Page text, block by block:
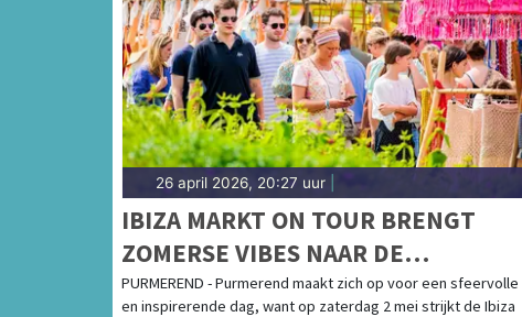
26 april 2026, 20:27 uur
IBIZA MARKT ON TOUR BRENGT
ZOMERSE VIBES NAAR DE
KOEMARKT IN PURMEREND
PURMEREND - Purmerend maakt zich op voor een sfeervolle
en inspirerende dag, want op zaterdag 2 mei strijkt de Ibiza